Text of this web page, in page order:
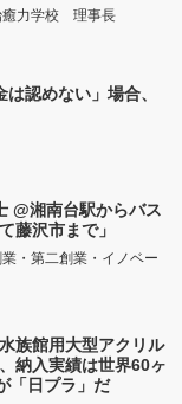
癒力学校 理事長
認めない」場合、
湘南台駅からバス
藤沢市まで」
・第二創業・イノベー
族館用大型アクリル
納入実績は世界60ヶ
「日プラ」だ